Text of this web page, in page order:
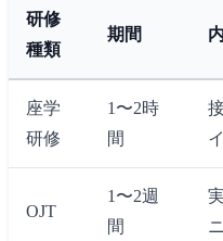
研修
種類
期間
座学
研修
1〜2時
間
OJT
1〜2週
間